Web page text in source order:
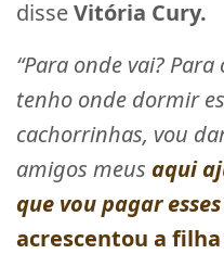
disseVitória Cury.
“Para onde vai?
tenho onde dormir
cachorrinhas, vou
amigos meus aqui
que vou pagar esses
acrescentou a